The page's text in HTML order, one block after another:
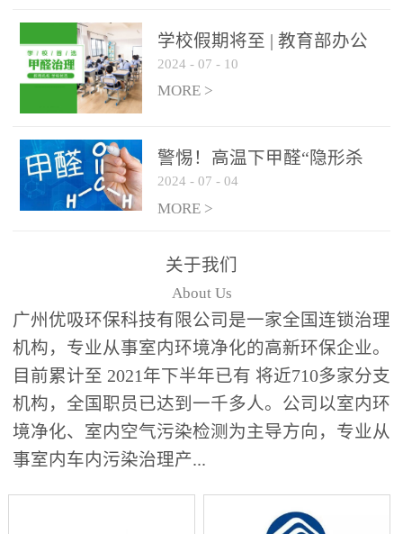
学校假期将至 | 教育部办公
厅关于加强学校新建校舍室
内空气质量管理通知
2024 - 07 - 10
MORE >
警惕！高温下甲醛“隐形杀
手”来袭，你的家安全吗？
2024 - 07 - 04
MORE >
关于我们
About Us
广州优吸环保科技有限公司是一家全国连锁治理
机构，专业从事室内环境净化的高新环保企业。
目前累计至 2021年下半年已有 将近710多家分支
机构，全国职员已达到一千多人。公司以室内环
境净化、室内空气污染检测为主导方向，专业从
事室内车内污染治理产...